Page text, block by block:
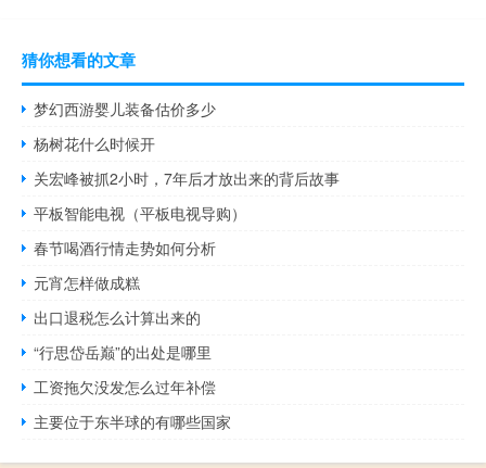
猜你想看的文章
梦幻西游婴儿装备估价多少
杨树花什么时候开
关宏峰被抓2小时，7年后才放出来的背后故事
平板智能电视（平板电视导购）
春节喝酒行情走势如何分析
元宵怎样做成糕
出口退税怎么计算出来的
“行思岱岳巅”的出处是哪里
工资拖欠没发怎么过年补偿
主要位于东半球的有哪些国家